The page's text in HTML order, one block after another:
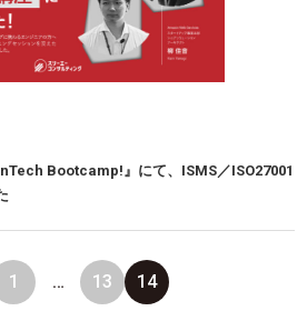
Bootcamp!』にて、ISMS／ISO27001
1 … 13 14